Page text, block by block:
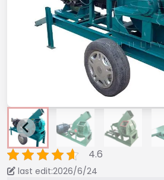
4.6
last edit:2026/6/24